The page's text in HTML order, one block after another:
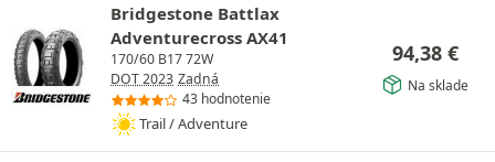
Bridgestone Battlax
Adventurecross AX41
170/60 B17 72W
DOT 2023 Zadná
43 hodnotenie
Trail / Adventure
94,38 €
Na sklade